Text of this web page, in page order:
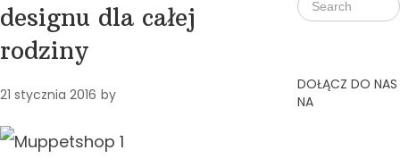
designu dla całej
rodziny
21 stycznia 2016 by
DOŁĄCZ DO NAS
NA